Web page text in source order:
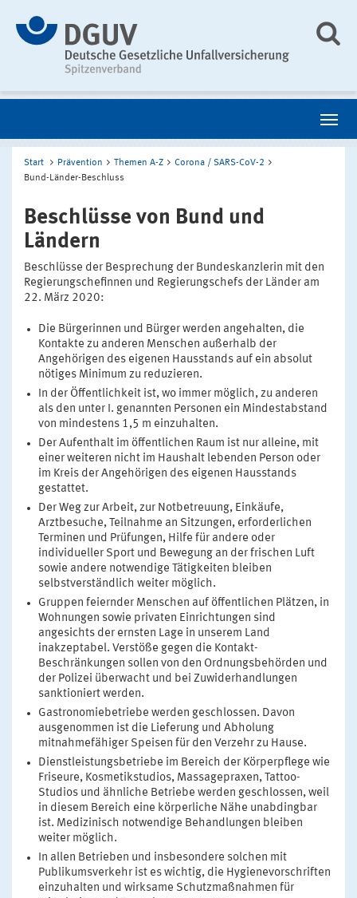
Start Prävention Themen A-Z
Corona / SARS-CoV-2
Bund-Länder-Beschluss
Beschlüsse von Bund und
Ländern
Beschlüsse der Besprechung der Bundeskanzlerin mit den
Regierungschefinnen und Regierungschefs der Länder am
22. März 2020:
Die Bürgerinnen und Bürger werden angehalten, die
Kontakte zu anderen Menschen außerhalb der
Angehörigen des eigenen Hausstands auf ein absolut
nötiges Minimum zu reduzieren.
In der Öffentlichkeit ist, wo immer möglich, zu anderen
als den unter I. genannten Personen ein Mindestabstand
von mindestens 1,5 m einzuhalten.
Der Aufenthalt im öffentlichen Raum ist nur alleine, mit
einer weiteren nicht im Haushalt lebenden Person oder
im Kreis der Angehörigen des eigenen Hausstands
gestattet.
Der Weg zur Arbeit, zur Notbetreuung, Einkäufe,
Arztbesuche, Teilnahme an Sitzungen, erforderlichen
Terminen und Prüfungen, Hilfe für andere oder
individueller Sport und Bewegung an der frischen Luft
sowie andere notwendige Tätigkeiten bleiben
selbstverständlich weiter möglich.
Gruppen feiernder Menschen auf öffentlichen Plätzen, in
Wohnungen sowie privaten Einrichtungen sind
angesichts der ernsten Lage in unserem Land
inakzeptabel. Verstöße gegen die Kontakt-
Beschränkungen sollen von den Ordnungsbehörden und
der Polizei überwacht und bei Zuwiderhandlungen
sanktioniert werden.
Gastronomiebetriebe werden geschlossen. Davon
ausgenommen ist die Lieferung und Abholung
mitnahmefähiger Speisen für den Verzehr zu Hause.
Dienstleistungsbetriebe im Bereich der Körperpflege wie
Friseure, Kosmetikstudios, Massagepraxen, Tattoo-
Studios und ähnliche Betriebe werden geschlossen, weil
in diesem Bereich eine körperliche Nähe unabdingbar
ist. Medizinisch notwendige Behandlungen bleiben
weiter möglich.
In allen Betrieben und insbesondere solchen mit
Publikumsverkehr ist es wichtig, die Hygienevorschriften
einzuhalten und wirksame Schutzmaßnahmen für